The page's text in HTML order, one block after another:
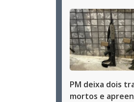
PM deixa dois
mortos e